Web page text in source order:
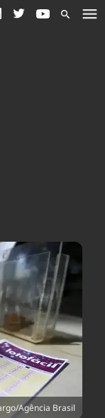
Agência Brasil